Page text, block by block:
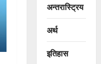
अन्तरास्ट्रिय
अर्थ
इतिहास